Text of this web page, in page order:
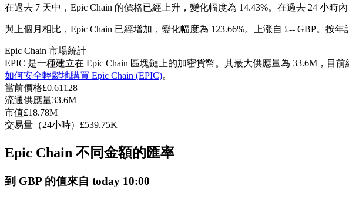
美股、外匯、貴金屬及大宗商品衍生性商品
USDC永續
多種以USDC結算的永續合約
在過去 7 天中，Epic Chain 的價格已經上升，變化幅度為 14.43%。 在過去 24 小時內
與上個月相比，Epic Chain 已經增加，變化幅度為 123.66%。上涨自 £-- GBP。 按年
Epic Chain 市場統計
EPIC 是一種建立在 Epic Chain 區塊鏈上的加密貨幣。其最大供應量為 33.6M，目
如何安全輕鬆地購買 Epic Chain (EPIC)。
當前價格£0.61128
流通供應量33.6M
市值£18.78M
交易量（24小時） £539.75K
Epic Chain 不同金額的匯率
到 GBP 的值來自 today 10:00